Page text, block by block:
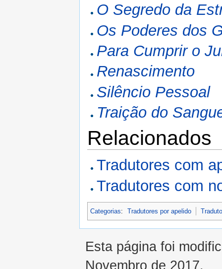
O Segredo da
Os Poderes dos
Para Cumprir o
Renascimento
Silêncio Pessoal
Traição do
Relacionados
Tradutores com
Tradutores com
Categorias: Tradutores por apelido
Esta página foi
Novembro de 2017.